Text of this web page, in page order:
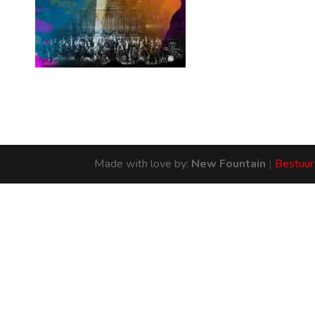
Made with love by: New Fountain |